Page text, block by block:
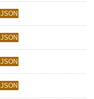
JSON
JSON
JSON
JSON